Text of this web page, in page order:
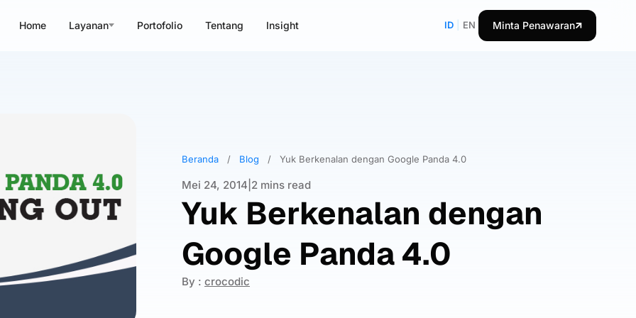
Home Layanan Portofolio Tentang Insight ID EN Minta Penawaran
Beranda / Blog / Yuk Berkenalan dengan Google Panda 4.0
Mei 24, 2014 2 mins read
Yuk Berkenalan dengan
Google Panda 4.0
By : crocodic